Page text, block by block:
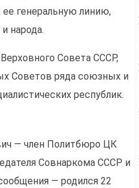
ее генеральную линию,
народа.
Совета СССР,
Советов ряда союзных и
республик.
— член Политбюро ЦК
Совнаркома СССР и
— родился 22